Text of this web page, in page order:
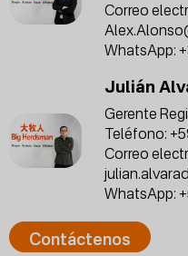
Correo
WhatsApp:
Julián
Gerente
Teléfono:
Correo
WhatsApp:
Contáctenos